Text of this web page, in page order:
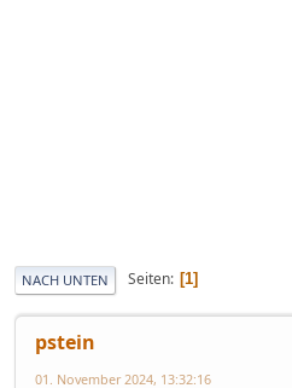
NACH UNTEN Seiten 1
pstein
01. November 2024, 13:32:16